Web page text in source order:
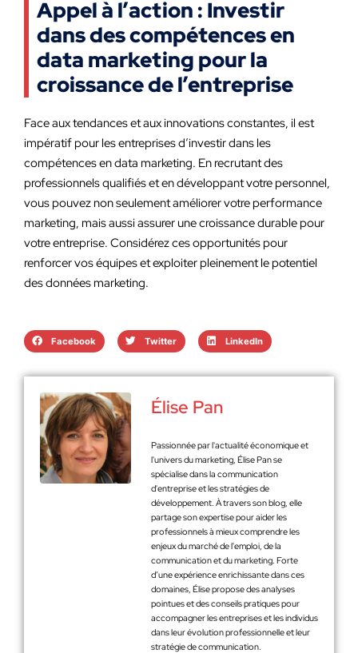
Appel à l’action : Investir
dans des compétences en
data marketing pour la
croissance de l’entreprise
Face aux tendances et aux innovations constantes, il est
impératif pour les entreprises d’investir dans les
compétences en data marketing. En recrutant des
professionnels qualifiés et en développant votre personnel,
vous pouvez non seulement améliorer votre performance
marketing, mais aussi assurer une croissance durable pour
votre entreprise. Considérez ces opportunités pour
renforcer vos équipes et exploiter pleinement le potentiel
des données marketing.
Facebook Twitter LinkedIn
Élise Pan
Passionnée par l'actualité économique et
l'univers du marketing, Élise Pan se
spécialise dans la communication
d'entreprise et les stratégies de
développement. À travers son blog, elle
partage son expertise pour aider les
professionnels à mieux comprendre les
enjeux du marché de l'emploi, de la
communication et du marketing. Forte
d’une expérience enrichissante dans ces
domaines, Élise propose des analyses
pointues et des conseils pratiques pour
accompagner les entreprises et les individus
dans leur évolution professionnelle et leur
stratégie de communication.